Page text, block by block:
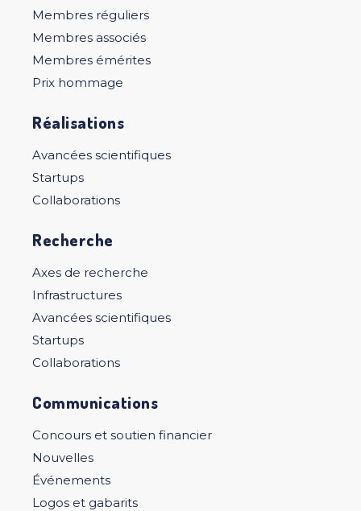
Membres réguliers
Membres associés
Membres émérites
Prix hommage
Réalisations
Avancées scientifiques
Startups
Collaborations
Recherche
Axes de recherche
Infrastructures
Avancées scientifiques
Startups
Collaborations
Communications
Concours et soutien financier
Nouvelles
Événements
Logos et gabarits